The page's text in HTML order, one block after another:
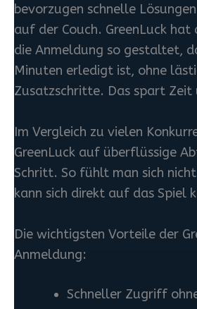
bevorzugen schnelle
auf der Couch. GreenLuck hat
die Anmeldung so gestaltet,
Minuten erledigt ist, ohne
Zusatzschritte. Das spart Zeit
Im Vergleich zu vielen
GreenLuck auf überflüssige
Schritt. So fühlt man sich
kann sich direkt auf das Spiel
Die wichtigsten Vorteile der
Anmeldung:
Schneller Zugriff